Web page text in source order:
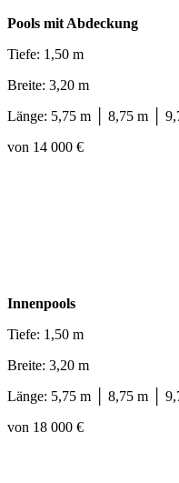
Pools mit Abdeckung
Tiefe: 1,50 m
Breite: 3,20 m
Länge: 5,75 m │ 8,75 m │
von 14 000 €
Innenpools
Tiefe: 1,50 m
Breite: 3,20 m
Länge: 5,75 m │ 8,75 m │
von 18 000 €